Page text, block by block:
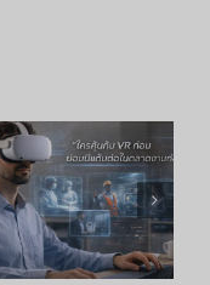
เพิ่ม
ประสิทธิภาพ
การเรียนรู้
ของพนักงาน
ด้วย